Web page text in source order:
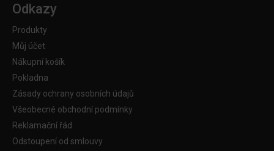
Odkazy
Produkty
Můj účet
Nákupní košík
Pokladna
Zásady ochrany osobních údajů
Všeobecné obchodní podmínky
Reklamační řád
Odstoupení od smlouvy